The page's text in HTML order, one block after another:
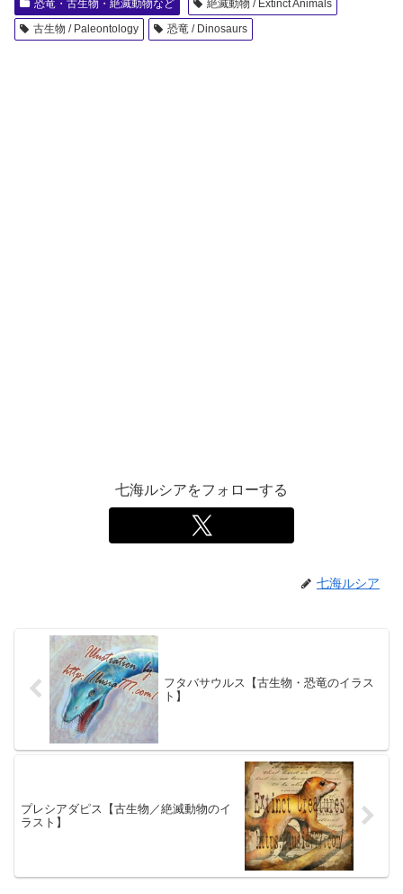
恐竜・古生物・絶滅動物など
絶滅動物 / Extinct Animals
古生物 / Paleontology
恐竜 / Dinosaurs
七海ルシアをフォローする
七海ルシア
フタバサウルス【古生物・恐竜のイラス
ト】
プレシアダピス【古生物／絶滅動物のイ
ラスト】